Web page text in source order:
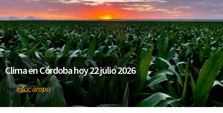
Clima en Córdoba hoy 22 julio 2026
Por infocampo